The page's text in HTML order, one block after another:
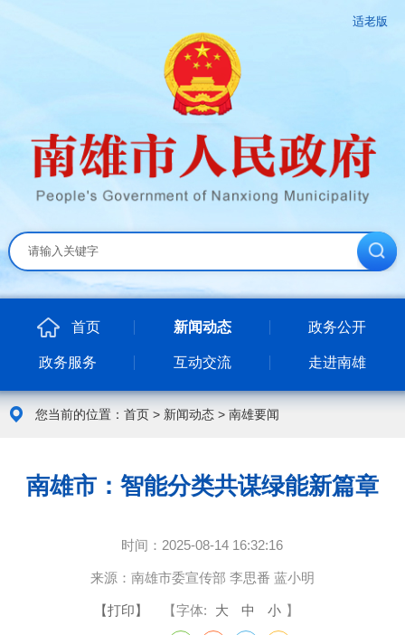
适老版
首页 新闻动态 政务公开
政务服务 互动交流 走进南雄
您当前的位置： 首页> 新闻动态> 南雄要闻
南雄市：智能分类共谋绿能新篇章
时间： 2025-08-14 16:32:16
来源： 南雄市委宣传部 李思番 蓝小明
【打印】 【字体: 大 中 小 】